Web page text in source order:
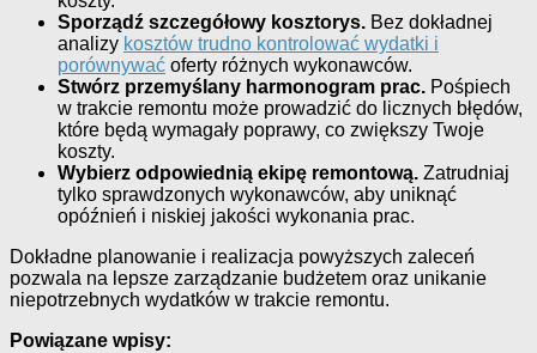
Sporządź szczegółowy kosztorys. Bez dokładnej
analizy kosztów trudno kontrolować wydatki i
porównywać oferty różnych wykonawców.
Stwórz przemyślany harmonogram prac. Pośpiech
w trakcie remontu może prowadzić do licznych błędów,
które będą wymagały poprawy, co zwiększy Twoje
koszty.
Wybierz odpowiednią ekipę remontową. Zatrudniaj
tylko sprawdzonych wykonawców, aby uniknąć
opóźnień i niskiej jakości wykonania prac.
Dokładne planowanie i realizacja powyższych zaleceń
pozwala na lepsze zarządzanie budżetem oraz unikanie
niepotrzebnych wydatków w trakcie remontu.
Powiązane wpisy: